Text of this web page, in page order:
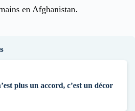
en Afghanistan.
plus un accord, c’est un décor